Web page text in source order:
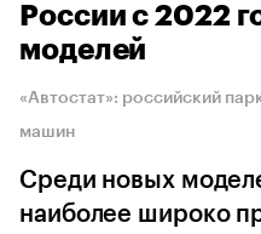
России с 2022
моделей
«Автостат»: российский
машин
Среди новых
наиболее широко